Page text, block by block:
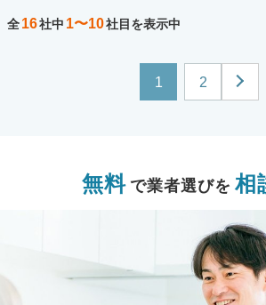
全16社中 1〜10社目を表示中
1 2
無料 で業者選びを 相